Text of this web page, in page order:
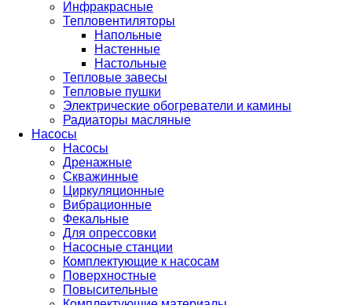
Инфракрасные
Тепловентиляторы
Напольные
Настенные
Настольные
Тепловые завесы
Тепловые пушки
Электрические обогреватели и камины
Радиаторы масляные
Насосы
Насосы
Дренажные
Скважинные
Циркуляционные
Вибрационные
Фекальные
Для опрессовки
Насосные станции
Комплектующие к насосам
Поверхностные
Повысительные